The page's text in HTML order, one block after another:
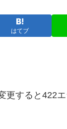
はてブ
すると422